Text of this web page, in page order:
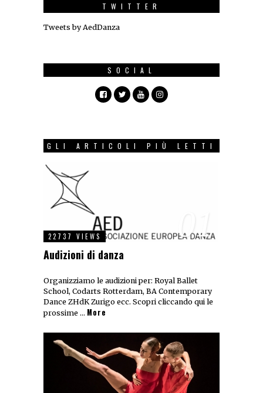
TWITTER
Tweets by AedDanza
SOCIAL
GLI ARTICOLI PIÙ LETTI
01
22737 VIEWS
Audizioni di danza
Organizziamo le audizioni per: Royal Ballet
School, Codarts Rotterdam, BA Contemporary
Dance ZHdK Zurigo ecc. Scopri cliccando qui le
prossime … More